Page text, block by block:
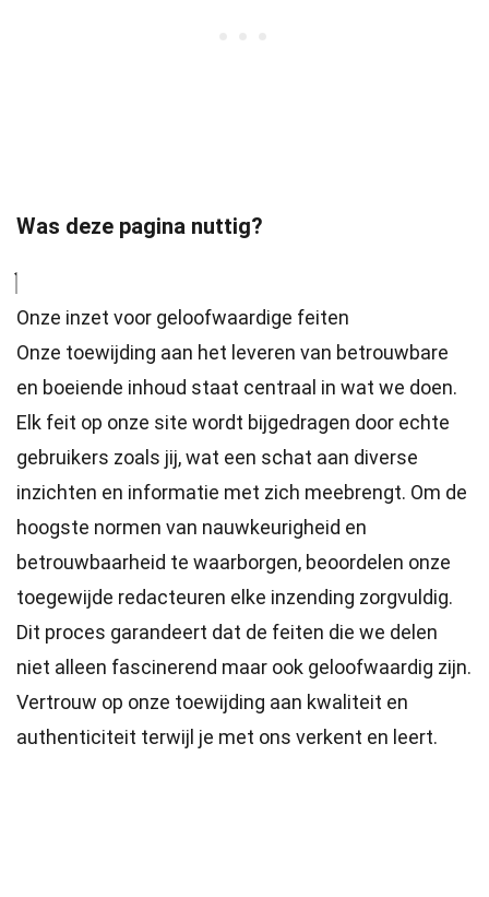
Was deze pagina nuttig?
Onze inzet voor geloofwaardige feiten
Onze toewijding aan het leveren van betrouwbare
en boeiende inhoud staat centraal in wat we doen.
Elk feit op onze site wordt bijgedragen door echte
gebruikers zoals jij, wat een schat aan diverse
inzichten en informatie met zich meebrengt. Om de
hoogste normen van nauwkeurigheid en
betrouwbaarheid te waarborgen, beoordelen onze
toegewijde redacteuren elke inzending zorgvuldig.
Dit proces garandeert dat de feiten die we delen
niet alleen fascinerend maar ook geloofwaardig zijn.
Vertrouw op onze toewijding aan kwaliteit en
authenticiteit terwijl je met ons verkent en leert.